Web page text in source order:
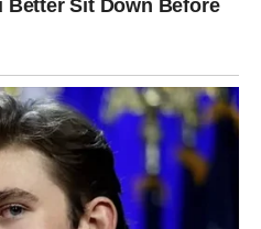
pravilno odvija. Savjet:
lakše će se obrađivati i
za
se ohladi na oko 30–35°C.